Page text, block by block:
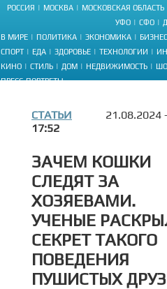
РОССИЯ МОСКВА
МОСКОВСКАЯ ОБЛАСТЬ
УФО
СФО
В МИРЕ
ПОЛИТИКА ЭКОНОМИКА
БИЗНЕС
СПОРТ
ЕДА ЗДОРОВЬЕ ТЕХНОЛОГИИ
КИНО
СТИЛЬ ДОМ НЕДВИЖИМОСТЬ
ПРЕСС-ПОРТРЕТЫ
СТАТЬИ
21.08.2024
17:52
ЗАЧЕМ КОШКИ
СЛЕДЯТ ЗА
ХОЗЯЕВАМИ.
УЧЕНЫЕ
СЕКРЕТ ТАКОГО
ПОВЕДЕНИЯ
ПУШИСТЫХ